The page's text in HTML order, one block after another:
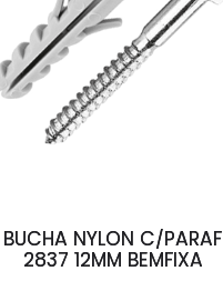
BUCHA NYLON C/PARAF
2837 12MM BEMFIXA